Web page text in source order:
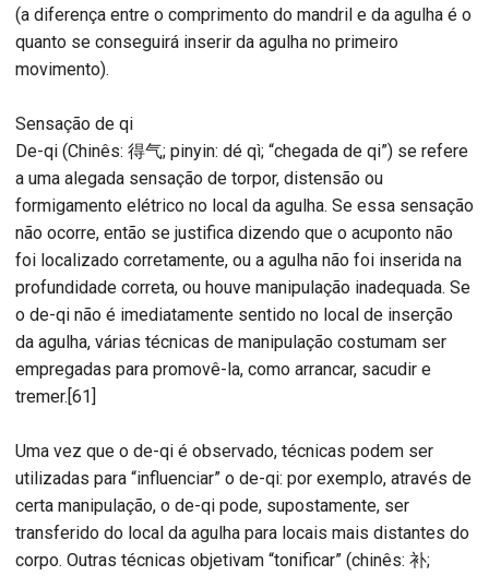
(a diferença entre o comprimento do mandril e da agulha é o
quanto se conseguirá inserir da agulha no primeiro
movimento).
Sensação de qi
De-qi (Chinês: 得气; pinyin: dé qì; “chegada de qi”) se refere
a uma alegada sensação de torpor, distensão ou
formigamento elétrico no local da agulha. Se essa sensação
não ocorre, então se justifica dizendo que o acuponto não
foi localizado corretamente, ou a agulha não foi inserida na
profundidade correta, ou houve manipulação inadequada. Se
o de-qi não é imediatamente sentido no local de inserção
da agulha, várias técnicas de manipulação costumam ser
empregadas para promovê-la, como arrancar, sacudir e
tremer.[61]
Uma vez que o de-qi é observado, técnicas podem ser
utilizadas para “influenciar” o de-qi: por exemplo, através de
certa manipulação, o de-qi pode, supostamente, ser
transferido do local da agulha para locais mais distantes do
corpo. Outras técnicas objetivam “tonificar” (chinês: 补;